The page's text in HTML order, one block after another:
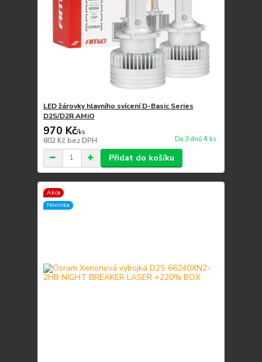
LED žárovky hlavního svícení D-Basic Series
D2S/D2R AMiO
970 Kč/ks
802 Kč bez DPH Do 3 dnů 4 ks
Přidat do košíku
Akce
Novinka